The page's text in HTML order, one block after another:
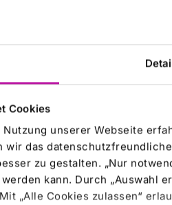
Cookies
unserer Webseite
wir das
zu gestalten. „Nur
kann. Durch „Auswahl
„Alle Cookies zulassen“